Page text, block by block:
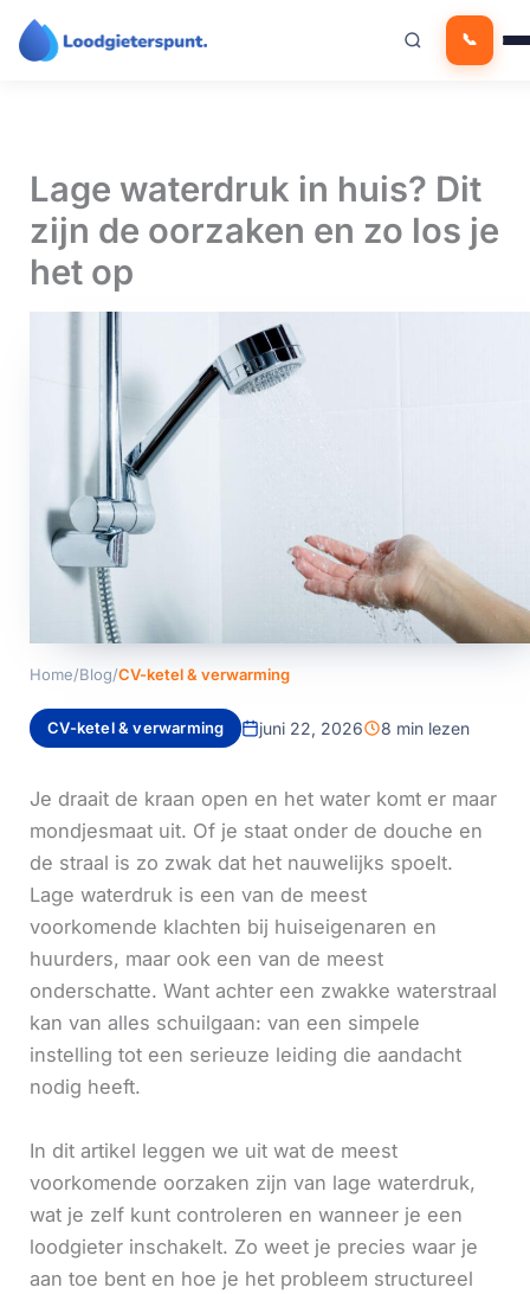
📞
naar
Lage waterdruk in huis? Dit
zijn de oorzaken en zo los je
het op
Home/Blog/CV-ketel & verwarming
CV-ketel & verwarming juni 22, 2026 8 min lezen
Je draait de kraan open en het water komt er maar
mondjesmaat uit. Of je staat onder de douche en
de straal is zo zwak dat het nauwelijks spoelt.
Lage waterdruk is een van de meest
voorkomende klachten bij huiseigenaren en
huurders, maar ook een van de meest
onderschatte. Want achter een zwakke waterstraal
kan van alles schuilgaan: van een simpele
instelling tot een serieuze leiding die aandacht
nodig heeft.
In dit artikel leggen we uit wat de meest
voorkomende oorzaken zijn van lage waterdruk,
wat je zelf kunt controleren en wanneer je een
loodgieter inschakelt. Zo weet je precies waar je
aan toe bent en hoe je het probleem structureel